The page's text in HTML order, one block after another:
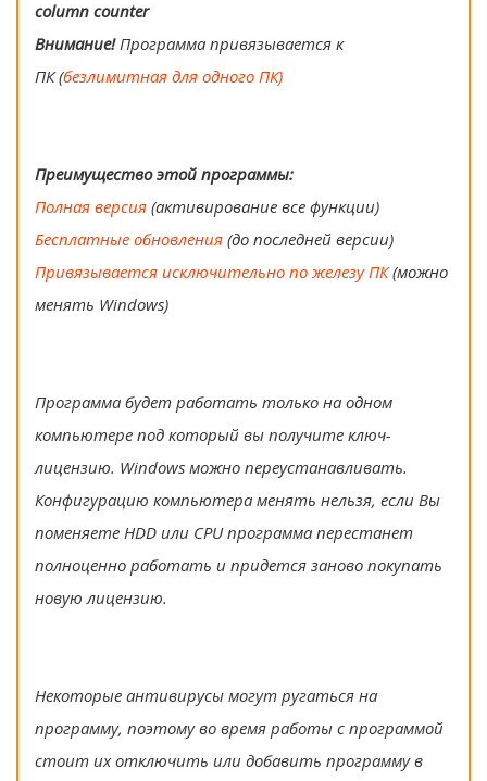
column counter
Внимание! Программа привязывается к
ПК (безлимитная для одного ПК)
Преимущество этой программы:
Полная версия (активирование все функции)
Бесплатные обновления (до последней версии)
Привязывается исключительно по железу ПК(можно
менять Windows)
Программа будет работать только на одном
компьютере под который вы получите ключ-
лицензию. Windows можно переустанавливать.
Конфигурацию компьютера менять нельзя, если Вы
поменяете HDD или CPU программа перестанет
полноценно работать и придется заново покупать
новую лицензию.
Некоторые антивирусы могут ругаться на
программу, поэтому во время работы с программой
стоит их отключить или добавить программу в